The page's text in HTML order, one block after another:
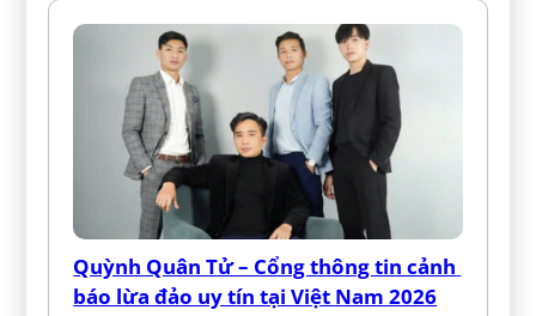
Quỳnh Quân Tử – Cổng thông tin cảnh
báo lừa đảo uy tín tại Việt Nam 2026